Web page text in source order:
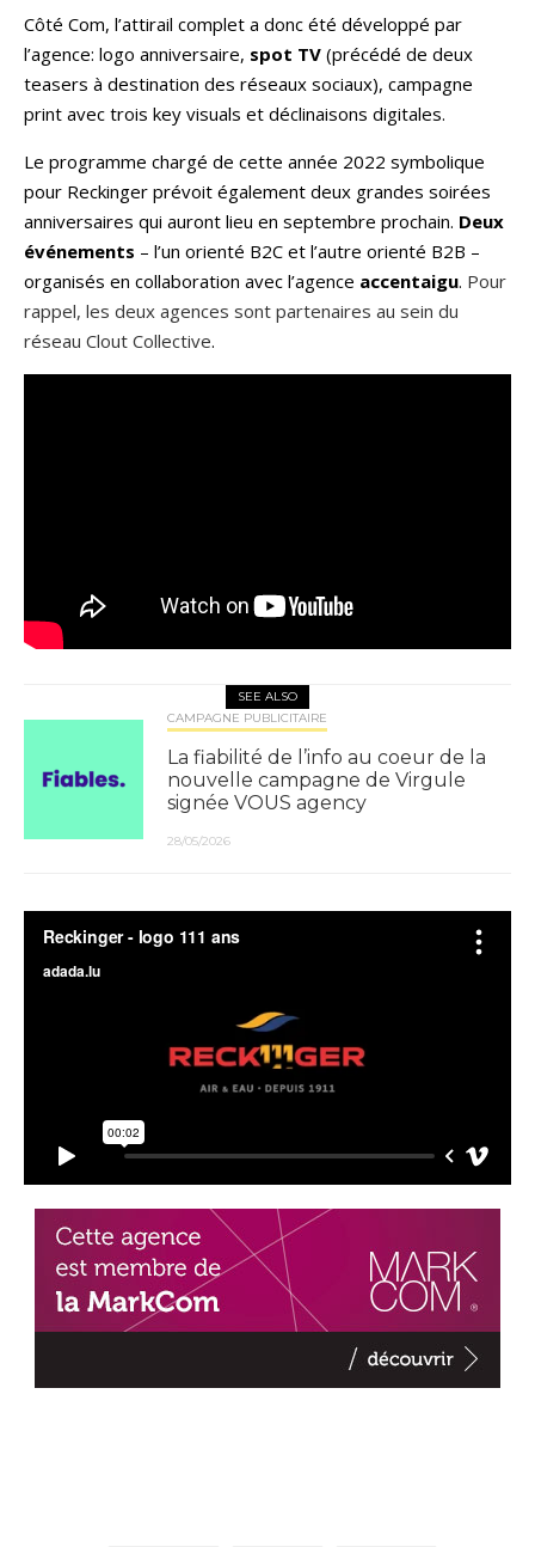
Côté Com, l’attirail complet a donc été développé par
l’agence: logo anniversaire, spot TV (précédé de deux
teasers à destination des réseaux sociaux), campagne
print avec trois key visuals et déclinaisons digitales.
Le programme chargé de cette année 2022 symbolique
pour Reckinger prévoit également deux grandes soirées
anniversaires qui auront lieu en septembre prochain. Deux
événements – l’un orienté B2C et l’autre orienté B2B –
organisés en collaboration avec l’agence accentaigu. Pour
rappel, les deux agences sont partenaires au sein du
réseau Clout Collective.
SEE ALSO
CAMPAGNE PUBLICITAIRE
La fiabilité de l’info au coeur de la
nouvelle campagne de Virgule
signée VOUS agency
28/05/2026